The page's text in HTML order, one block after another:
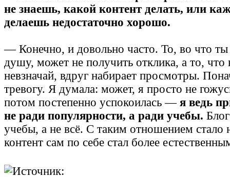
не знаешь, какой контент делать, или
делаешь недостаточно хорошо.
— Конечно, и довольно часто. То, во что
душу, может не получить отклика, а то,
невзначай, вдруг набирает просмотры.
тревогу. Я думала: может, я просто не
потом постепенно успокоилась — я ведь
не ради популярности, а ради учебы.
учебы, а не всё. С таким отношением стало
контент сам по себе стал более